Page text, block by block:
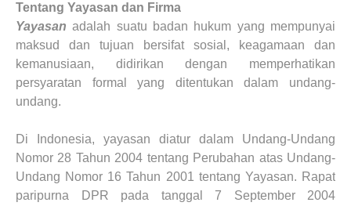
Tentang Yayasan dan Firma
Yayasanadalah suatu badan hukum yang mempunyai
maksud dan tujuan bersifat sosial, keagamaan dan
kemanusiaan, didirikan dengan memperhatikan
persyaratan formal yang ditentukan dalam undang-
undang.
Di Indonesia, yayasan diatur dalam Undang-Undang
Nomor 28 Tahun 2004 tentang Perubahan atas Undang-
Undang Nomor 16 Tahun 2001 tentang Yayasan. Rapat
paripurna DPR pada tanggal 7 September 2004